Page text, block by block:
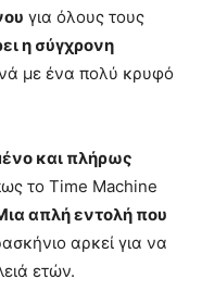
για όλους τους
η σύγχρονη
με ένα πολύ κρυφό
και πλήρως
το Time Machine
απλή εντολή που
αρκεί για να
ετών.